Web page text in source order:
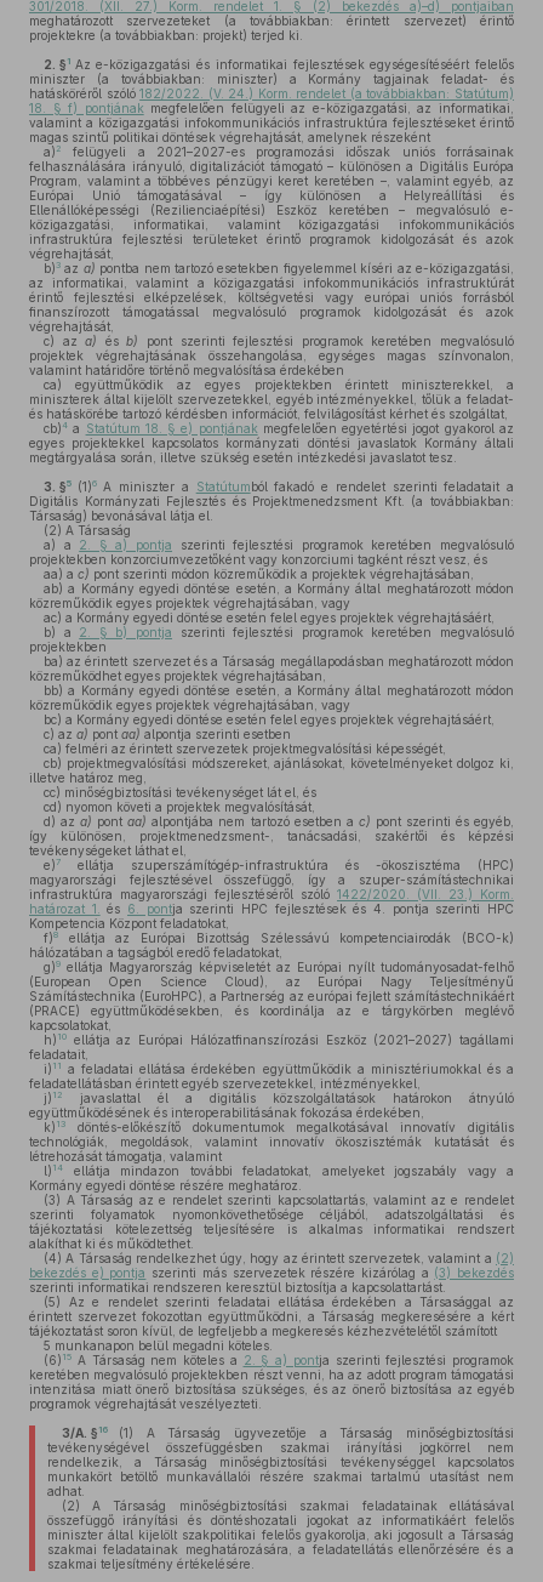
301/2018. (XII. 27.) Korm. rendelet 1. § (2) bekezdés a)–d) pontjaiban
meghatározott szervezeteket (a továbbiakban: érintett szervezet) érintő
projektekre (a továbbiakban: projekt) terjed ki.
2. § 1 Az e-közigazgatási és informatikai fejlesztések egységesítéséért felelős
miniszter (a továbbiakban: miniszter) a Kormány tagjainak feladat- és
hatásköréről szóló182/2022. (V. 24.) Korm. rendelet (a továbbiakban: Statútum)
18. § f) pontjának megfelelően felügyeli az e-közigazgatási, az informatikai,
valamint a közigazgatási infokommunikációs infrastruktúra fejlesztéseket érintő
magas szintű politikai döntések végrehajtását, amelynek részeként
a) 2
felügyeli a 2021–2027-es programozási időszak uniós forrásainak
felhasználására irányuló, digitalizációt támogató – különösen a Digitális Európa
Program, valamint a többéves pénzügyi keret keretében –, valamint egyéb, az
Európai Unió támogatásával – így különösen a Helyreállítási és
Ellenállóképességi (Rezilienciaépítési) Eszköz keretében – megvalósuló e-
közigazgatási, informatikai, valamint közigazgatási infokommunikációs
infrastruktúra fejlesztési területeket érintő programok kidolgozását és azok
végrehajtását,
b) 3 az a) pontba nem tartozó esetekben figyelemmel kíséri az e-közigazgatási,
az informatikai, valamint a közigazgatási infokommunikációs infrastruktúrát
érintő fejlesztési elképzelések, költségvetési vagy európai uniós forrásból
finanszírozott támogatással megvalósuló programok kidolgozását és azok
végrehajtását,
c) aza) ésb)
pont szerinti fejlesztési programok keretében megvalósuló
projektek végrehajtásának összehangolása, egységes magas színvonalon,
valamint határidőre történő megvalósítása érdekében
ca) együttműködik az egyes projektekben érintett miniszterekkel, a
miniszterek által kijelölt szervezetekkel, egyéb intézményekkel, tőlük a feladat-
és hatáskörébe tartozó kérdésben információt, felvilágosítást kérhet és szolgáltat,
cb)4 a Statútum 18. § e) pontjának megfelelően egyetértési jogot gyakorol az
egyes projektekkel kapcsolatos kormányzati döntési javaslatok Kormány általi
megtárgyalása során, illetve szükség esetén intézkedési javaslatot tesz.
3. §5 (1)6A miniszter a Statútumból fakadó e rendelet szerinti feladatait a
Digitális Kormányzati Fejlesztés és Projektmenedzsment Kft. (a továbbiakban:
Társaság) bevonásával látja el.
(2) A Társaság
a) a 2. § a) pontja szerinti fejlesztési programok keretében megvalósuló
projektekben konzorciumvezetőként vagy konzorciumi tagként részt vesz, és
aa) a c) pont szerinti módon közreműködik a projektek végrehajtásában,
ab) a Kormány egyedi döntése esetén, a Kormány által meghatározott módon
közreműködik egyes projektek végrehajtásában, vagy
ac) a Kormány egyedi döntése esetén felel egyes projektek végrehajtásáért,
b) a 2. § b) pontja szerinti fejlesztési programok keretében megvalósuló
projektekben
ba) az érintett szervezet és a Társaság megállapodásban meghatározott módon
közreműködhet egyes projektek végrehajtásában,
bb) a Kormány egyedi döntése esetén, a Kormány által meghatározott módon
közreműködik egyes projektek végrehajtásában, vagy
bc) a Kormány egyedi döntése esetén felel egyes projektek végrehajtásáért,
c) az a) pont aa) alpontja szerinti esetben
ca) felméri az érintett szervezetek projektmegvalósítási képességét,
cb) projektmegvalósítási módszereket, ajánlásokat, követelményeket dolgoz ki,
illetve határoz meg,
cc) minőségbiztosítási tevékenységet lát el, és
cd) nyomon követi a projektek megvalósítását,
d) aza) pontaa) alpontjába nem tartozó esetben a c) pont szerinti és egyéb,
így különösen, projektmenedzsment-, tanácsadási, szakértői és képzési
tevékenységeket láthat el,
e)7
ellátja szuperszámítógép-infrastruktúra és -ökoszisztéma (HPC)
magyarországi fejlesztésével összefüggő, így a szuper-számítástechnikai
infrastruktúra magyarországi fejlesztéséről szóló 1422/2020. (VII. 23.) Korm.
határozat 1.
és 6. pontja szerinti HPC fejlesztések és 4. pontja szerinti HPC
Kompetencia Központ feladatokat,
f)8
ellátja az Európai Bizottság Szélessávú kompetenciairodák (BCO-k)
hálózatában a tagságból eredő feladatokat,
g)9 ellátja Magyarország képviseletét az Európai nyílt tudományosadat-felhő
(European Open Science Cloud), az Európai Nagy Teljesítményű
Számítástechnika (EuroHPC), a Partnerség az európai fejlett számítástechnikáért
(PRACE) együttműködésekben, és koordinálja az e tárgykörben meglévő
kapcsolatokat,
h) 10
ellátja az Európai Hálózatfinanszírozási Eszköz (2021–2027) tagállami
feladatait,
i) 11
a feladatai ellátása érdekében együttműködik a minisztériumokkal és a
feladatellátásban érintett egyéb szervezetekkel, intézményekkel,
j) 12
javaslattal él a digitális közszolgáltatások határokon átnyúló
együttműködésének és interoperabilitásának fokozása érdekében,
k) 13
döntés-előkészítő dokumentumok megalkotásával innovatív digitális
technológiák, megoldások, valamint innovatív ökoszisztémák kutatását és
létrehozását támogatja, valamint
l) 14
ellátja mindazon további feladatokat, amelyeket jogszabály vagy a
Kormány egyedi döntése részére meghatároz.
(3) A Társaság az e rendelet szerinti kapcsolattartás, valamint az e rendelet
szerinti folyamatok nyomonkövethetősége céljából, adatszolgáltatási és
tájékoztatási kötelezettség teljesítésére is alkalmas informatikai rendszert
alakíthat ki és működtethet.
(4) A Társaság rendelkezhet úgy, hogy az érintett szervezetek, valamint a (2)
bekezdés e) pontja szerinti más szervezetek részére kizárólag a (3) bekezdés
szerinti informatikai rendszeren keresztül biztosítja a kapcsolattartást.
(5) Az e rendelet szerinti feladatai ellátása érdekében a Társasággal az
érintett szervezet fokozottan együttműködni, a Társaság megkeresésére a kért
tájékoztatást soron kívül, de legfeljebb a megkeresés kézhezvételétől számított
5 munkanapon belül megadni köteles.
(6) 15 A Társaság nem köteles a 2. § a) pontja szerinti fejlesztési programok
keretében megvalósuló projektekben részt venni, ha az adott program támogatási
intenzitása miatt önerő biztosítása szükséges, és az önerő biztosítása az egyéb
programok végrehajtását veszélyezteti.
3/A. § 16 (1) A Társaság ügyvezetője a Társaság minőségbiztosítási
tevékenységével összefüggésben szakmai irányítási jogkörrel nem
rendelkezik, a Társaság minőségbiztosítási tevékenységgel kapcsolatos
munkakört betöltő munkavállalói részére szakmai tartalmú utasítást nem
adhat.
(2) A Társaság minőségbiztosítási szakmai feladatainak ellátásával
összefüggő irányítási és döntéshozatali jogokat az informatikáért felelős
miniszter által kijelölt szakpolitikai felelős gyakorolja, aki jogosult a Társaság
szakmai feladatainak meghatározására, a feladatellátás ellenőrzésére és a
szakmai teljesítmény értékelésére.